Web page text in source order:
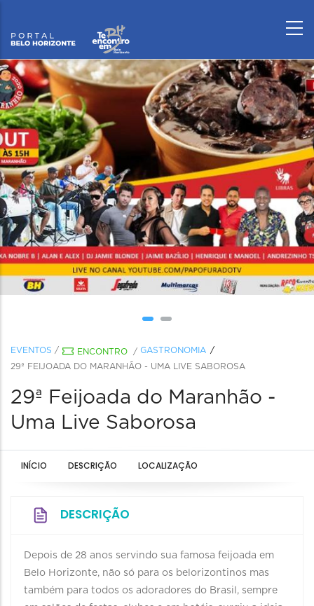
EVENTOS / ENCONTRO / GASTRONOMIA
29ª FEIJOADA DO MARANHÃO - UMA LIVE SABOROSA
29ª Feijoada do Maranhão -
Uma Live Saborosa
INÍCIO DESCRIÇÃO LOCALIZAÇÃO
DESCRIÇÃO
Depois de 28 anos servindo sua famosa feijoada em
Belo Horizonte, não só para os belorizontinos mas
também para todos os adoradores do Brasil, sempre